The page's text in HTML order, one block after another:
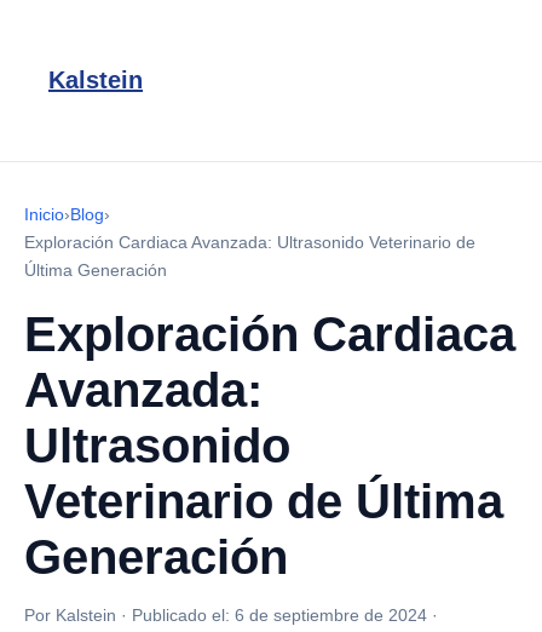
Kalstein
Inicio›Blog›
Exploración Cardiaca Avanzada: Ultrasonido Veterinario de
Última Generación
Exploración Cardiaca
Avanzada:
Ultrasonido
Veterinario de Última
Generación
Por Kalstein · Publicado el: 6 de septiembre de 2024 ·